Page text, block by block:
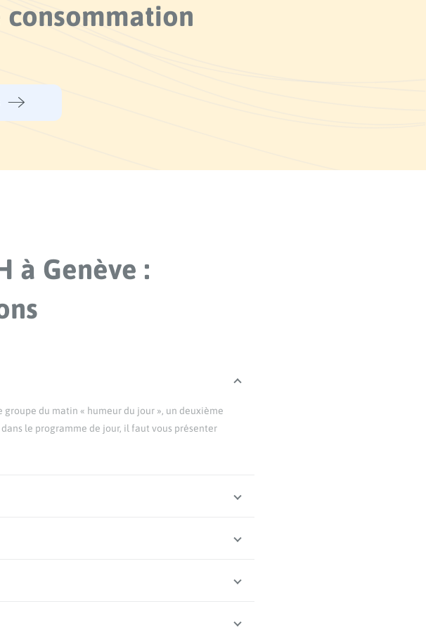
à Genève :
groupe du matin « humeur du jour », un deuxième
le programme de jour, il faut vous présenter